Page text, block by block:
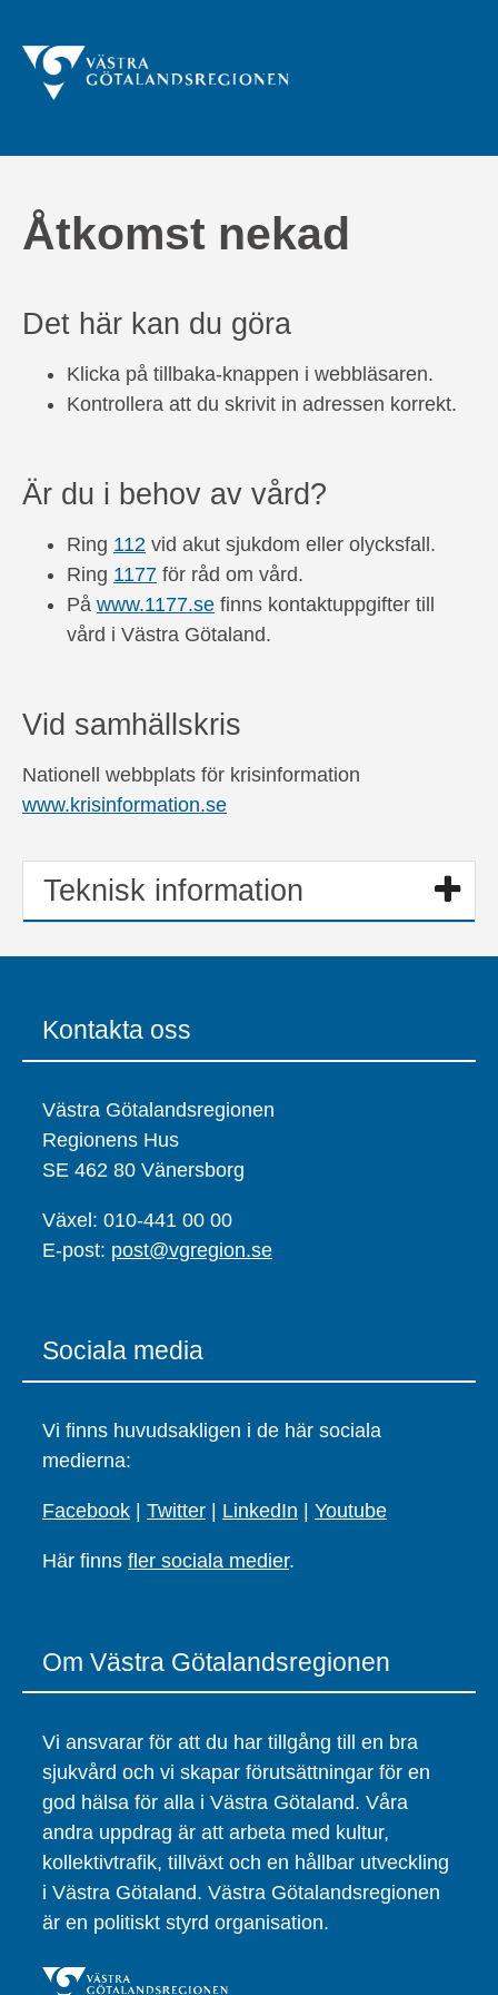
Åtkomst nekad
Det här kan du göra
Klicka på tillbaka-knappen i webbläsaren.
Kontrollera att du skrivit in adressen korrekt.
Är du i behov av vård?
Ring 112 vid akut sjukdom eller olycksfall.
Ring 1177 för råd om vård.
På www.1177.se finns kontaktuppgifter till
vård i Västra Götaland.
Vid samhällskris
Nationell webbplats för krisinformation
www.krisinformation.se
Teknisk information
Kontakta oss
Västra Götalandsregionen
Regionens Hus
SE 462 80 Vänersborg
Växel: 010-441 00 00
E-post: post@vgregion.se
Sociala media
Vi finns huvudsakligen i de här sociala
medierna:
Facebook Twitter LinkedIn Youtube
Här finns fler sociala medier.
Om Västra Götalandsregionen
Vi ansvarar för att du har tillgång till en bra
sjukvård och vi skapar förutsättningar för en
god hälsa för alla i Västra Götaland. Våra
andra uppdrag är att arbeta med kultur,
kollektivtrafik, tillväxt och en hållbar utveckling
i Västra Götaland. Västra Götalandsregionen
är en politiskt styrd organisation.